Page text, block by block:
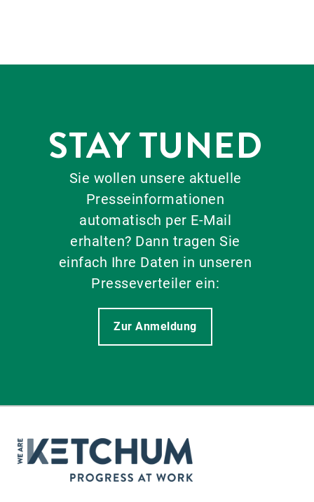
STAY TUNED
Sie wollen unsere aktuelle
Presseinformationen
automatisch per E-Mail
erhalten? Dann tragen Sie
einfach Ihre Daten in unseren
Presseverteiler ein:
Zur Anmeldung